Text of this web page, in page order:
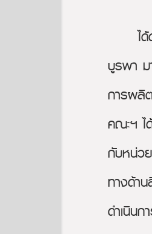
ไ
บูรพา ม
การผลิ
คณะฯ ไ
กับหน่ว
ทางด้า
ดำเนินก